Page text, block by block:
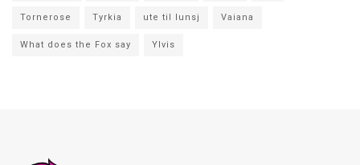
Tornerose Tyrkia ute til lunsj Vaiana
What does the Fox say Ylvis